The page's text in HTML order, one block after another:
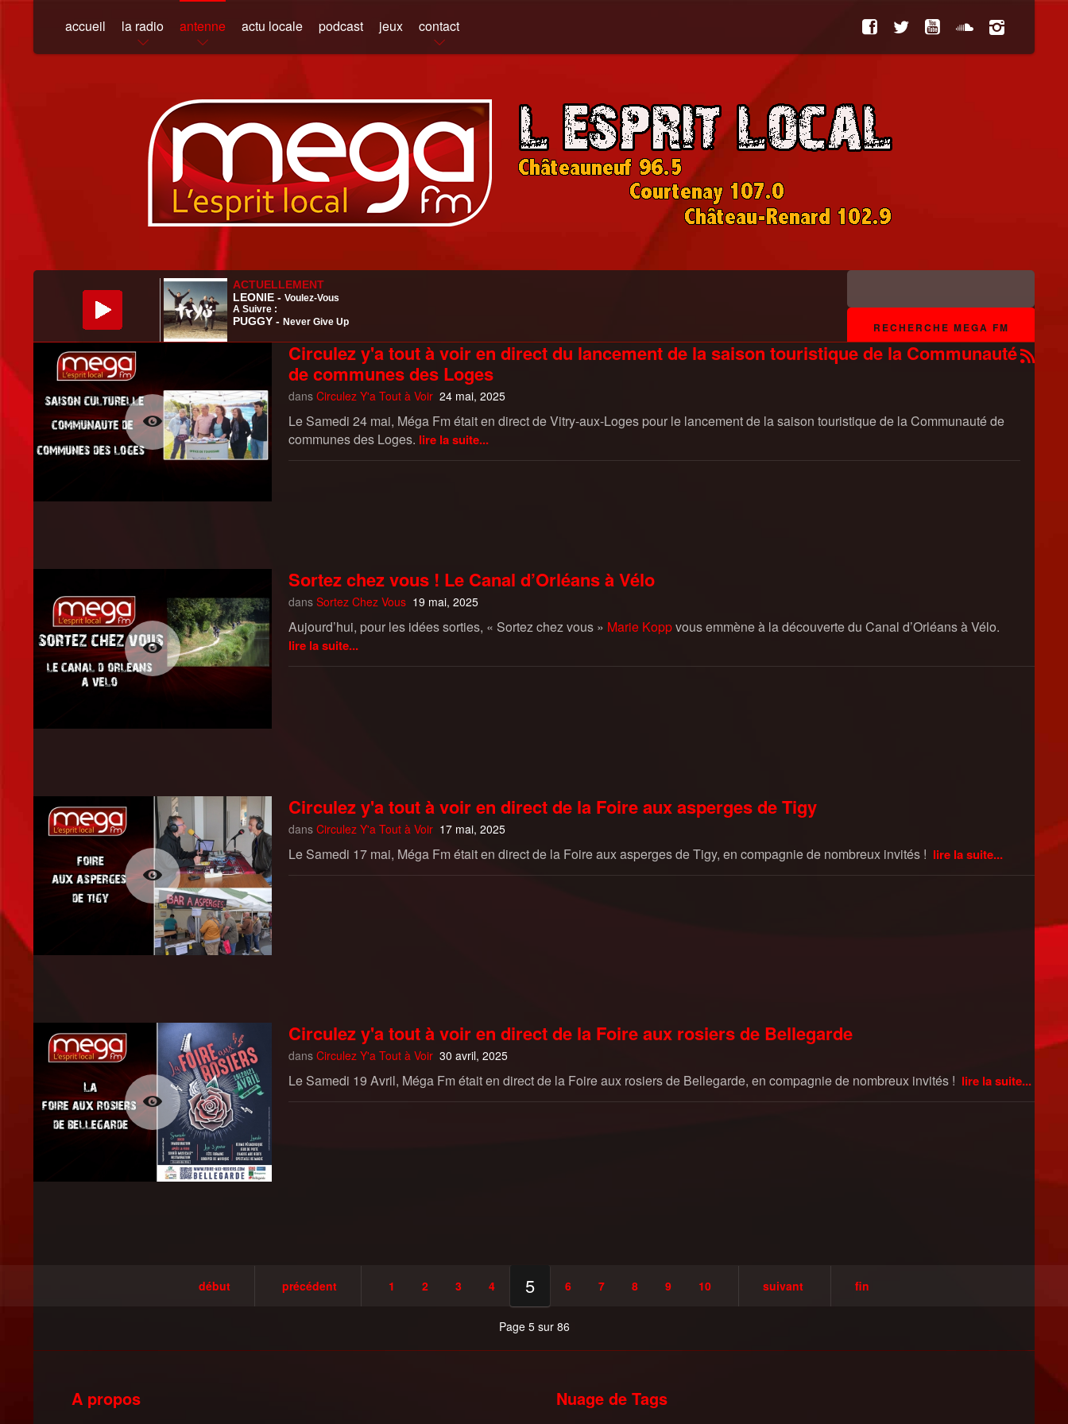
accueil la radio antenne actu locale podcast jeux contact
Circulez y'a tout à voir en direct du lancement de la saison touristique de la Communauté
de communes des Loges
dans Circulez Y'a Tout à Voir 24 mai, 2025
Le Samedi 24 mai, Méga Fm était en direct de Vitry-aux-Loges pour le lancement de la saison touristique de la Communauté de
communes des Loges. lire la suite...
Sortez chez vous ! Le Canal d’Orléans à Vélo
dans Sortez Chez Vous 19 mai, 2025
Aujourd’hui, pour les idées sorties, « Sortez chez vous » Marie Koppvous emmène à la découverte du Canal d’Orléans à Vélo.
lire la suite...
Circulez y'a tout à voir en direct de la Foire aux asperges de Tigy
dans Circulez Y'a Tout à Voir 17 mai, 2025
Le Samedi 17 mai, Méga Fm était en direct de la Foire aux asperges de Tigy, en compagnie de nombreux invités ! lire la suite...
Circulez y'a tout à voir en direct de la Foire aux rosiers de Bellegarde
dans Circulez Y'a Tout à Voir 30 avril, 2025
Le Samedi 19 Avril, Méga Fm était en direct de la Foire aux rosiers de Bellegarde, en compagnie de nombreux invités ! lire la suite...
début précédent 1 2 3 4 5 6 7 8 9 10 suivant fin
Page 5 sur 86
A propos Nuage de Tags